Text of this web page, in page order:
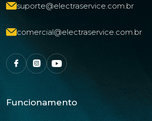
suporte@electraservice.com.br
comercial@electraservice.com.br
Funcionamento